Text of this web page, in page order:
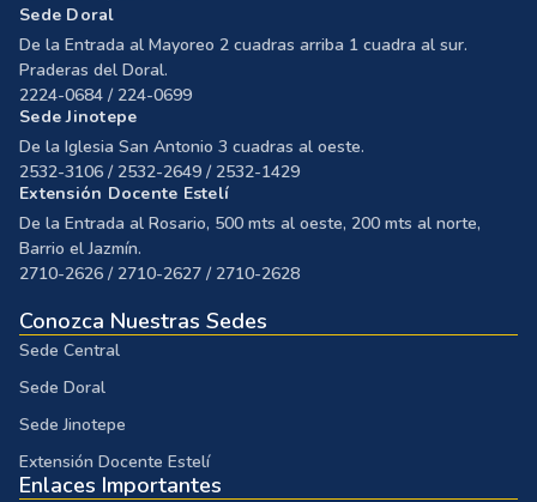
Sede Doral
De la Entrada al Mayoreo 2 cuadras arriba 1 cuadra al sur.
Praderas del Doral.
2224-0684 / 224-0699
Sede Jinotepe
De la Iglesia San Antonio 3 cuadras al oeste.
2532-3106 / 2532-2649 / 2532-1429
Extensión Docente Estelí
De la Entrada al Rosario, 500 mts al oeste, 200 mts al norte,
Barrio el Jazmín.
2710-2626 / 2710-2627 / 2710-2628
Conozca Nuestras Sedes
Sede Central
Sede Doral
Sede Jinotepe
Extensión Docente Estelí
Enlaces Importantes